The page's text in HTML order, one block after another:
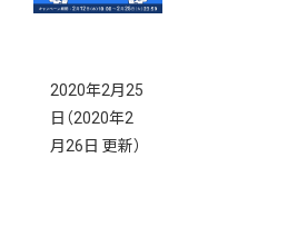
2020年2月25
日 （2020年2
月26日 更新）